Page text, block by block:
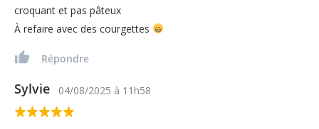
croquant et pas pâteux
À refaire avec des courgettes
Répondre
Sylvie 04/08/2025 à 11h58